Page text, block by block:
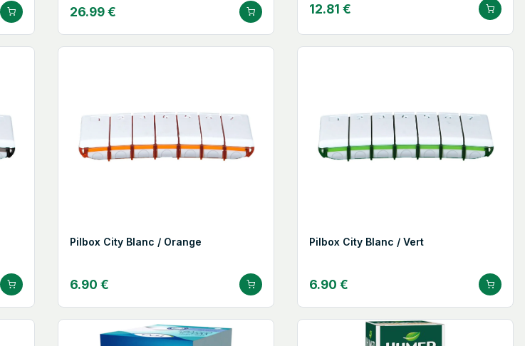
26.99 € 12.81 €
Pilbox City Blanc / Orange
6.90 €
Pilbox City Blanc / Vert
6.90 €